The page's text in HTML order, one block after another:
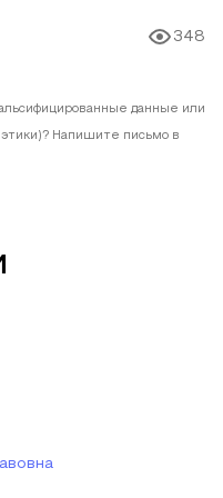
348
данные или
Напишите письмо в